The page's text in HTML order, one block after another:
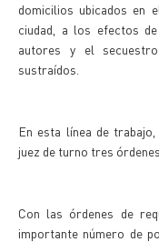
domicilios ubicados en
ciudad, a los efectos
autores y el
sustraídos.
En esta línea de
juez de turno tres
Con las órdenes de
importante número de